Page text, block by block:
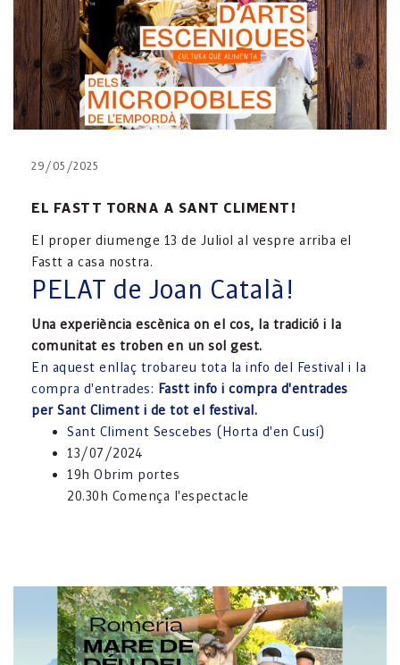
29/05/2025
EL FASTT TORNA A SANT CLIMENT!
El proper diumenge 13 de Juliol al vespre arriba el
Fastt a casa nostra.
PELAT de Joan Català!
Una experiència escènica on el cos, la tradició i la
comunitat es troben en un sol gest.
En aquest enllaç trobareu tota la info del Festival i la
compra d'entrades: Fastt info i compra d'entrades
per Sant Climent i de tot el festival.
Sant Climent Sescebes (Horta d'en Cusí)
13/07/2024
19h Obrim portes
20.30h Comença l'espectacle